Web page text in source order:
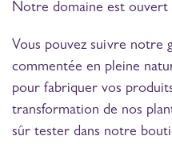
Notre domaine est ouvert
Vous pouvez suivre notre
commentée en pleine
pour fabriquer vos
transformation de nos
sûr tester dans notre